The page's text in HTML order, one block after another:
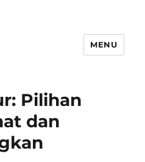
MENU
Pilihan
dan